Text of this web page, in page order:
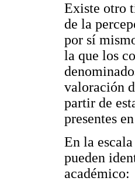
Existe otro
de la
por sí
la que los
valoración
partir de
presentes
En la
pueden
académico: